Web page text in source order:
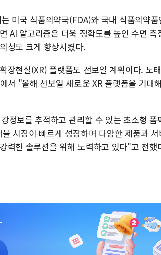
미국 식품의약국(FDA)와 국내 식품의약
AI 알고리즘은 더욱 정확도를 높인 수면 측
성도 크게 향상시켰다.
장현실(XR) 플랫폼도 선보일 계획이다. 노
서 "올해 선보일 새로운 XR 플랫폼을 기대
정보를 추적하고 관리할 수 있는 초소형 폼
시장이 빠르게 성장하며 다양한 제품과
력한 솔루션을 위해 노력하고 있다"고 전했